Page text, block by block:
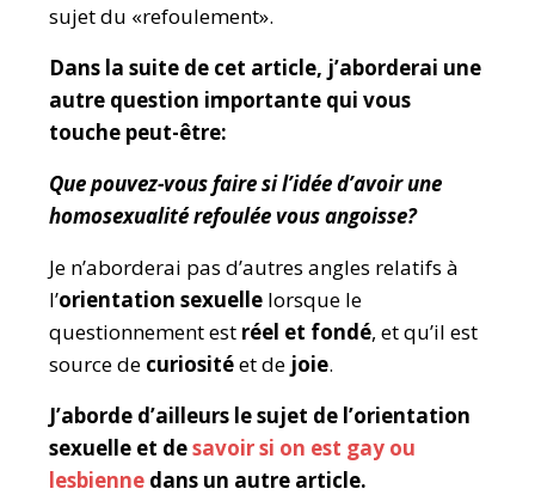
sujet du «refoulement».
Dans la suite de cet article, j’aborderai une
autre question importante qui vous
touche peut-être:
Que pouvez-vous faire si l’idée d’avoir une
homosexualité refoulée vous angoisse?
Je n’aborderai pas d’autres angles relatifs à
l’orientation sexuelle lorsque le
questionnement est réel et fondé, et qu’il est
source de curiositéet de joie.
J’aborde d’ailleurs le sujet de l’orientation
sexuelle et desavoir si on est gay ou
lesbienne dans un autre article.